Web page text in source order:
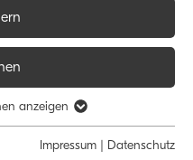
anzeigen
Impressum | Datenschutz